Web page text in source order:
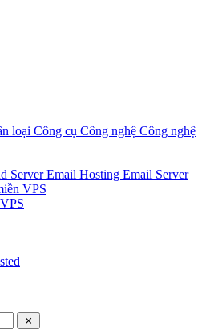
loại Công cụ Công nghệ Công nghệ
ServerEmail Hosting Email Server
VPS